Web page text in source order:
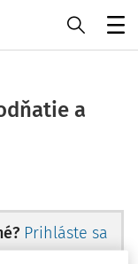
a
Prihláste sa